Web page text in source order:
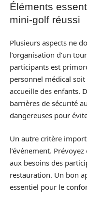
Éléments
mini-golf réussi
Plusieurs aspects ne
l’organisation d’un
participants est
personnel médical
accueille des enfants.
barrières de sécurité
dangereuses pour
Un autre critère
l’événement.
aux besoins des
restauration. Un bon
essentiel pour le